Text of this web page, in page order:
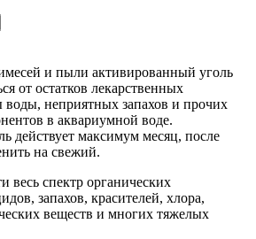
и пыли активированный уголь
от остатков лекарственных
воды, неприятных запахов и прочих
в аквариумной воде.
действует максимум месяц, после
на свежий.
весь спектр органических
запахов, красителей, хлора,
веществ и многих тяжелых